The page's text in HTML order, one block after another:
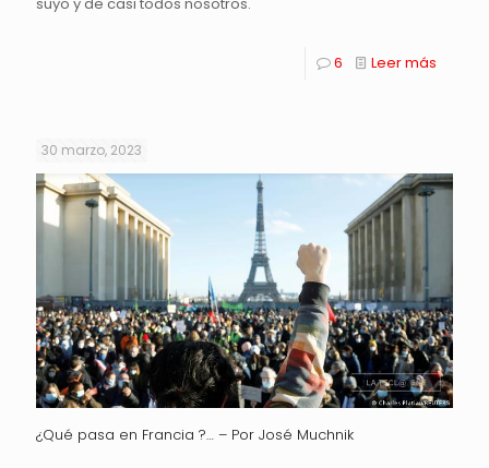
6 Leer más
30 marzo, 2023
¿Qué pasa en Francia ?… – Por José Muchnik